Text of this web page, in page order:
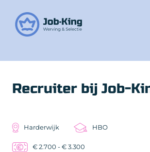
Recruiter bij Job-
Harderwijk HBO
€ 2.700 - € 3.300